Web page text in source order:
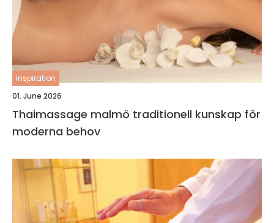
inspiration
01. June 2026
Thaimassage malmö traditionell kunskap för
moderna behov